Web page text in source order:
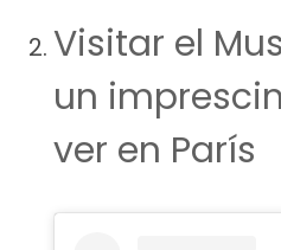
Visitar el
un
ver en París